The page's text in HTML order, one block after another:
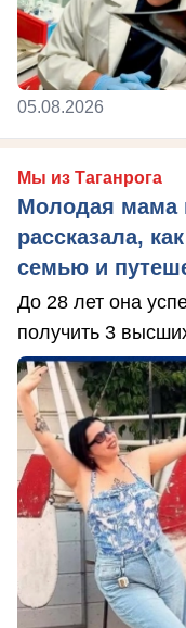
05.08.2026
Мы из Таганрога
Молодая мама
рассказала,
семью и
До 28 лет она
получить 3